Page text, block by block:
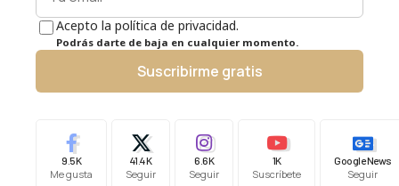
Acepto la política de privacidad.
Podrás darte de baja en cualquier momento.
Suscribirme gratis
9.5K
Me gusta
41.4K
Seguir
6.6K
Seguir
1K
Suscríbete
Google News
Seguir